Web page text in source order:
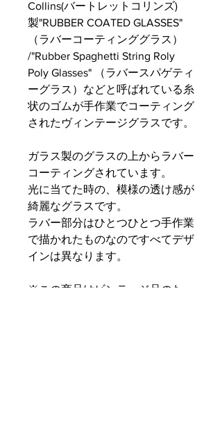
Collins(バートレットコリンズ)
製"RUBBER COATED GLASSES"
（ラバーコーティンググラス）
/"Rubber Spaghetti String Roly
Poly Glasses" （ラバースパゲティ
ーグラス）などと呼ばれている糸
状のゴムが手作業でコーティング
されたヴィンテージグラスです。
ガラス製のグラスの上からラバー
コーティングされています。
光に当てた時の、模様の透け感が
綺麗なグラスです。
ラバー部分はひとつひとつ手作業
で描かれたものなのですべてデザ
インは異なります。
※この商品はビンテージ品のた